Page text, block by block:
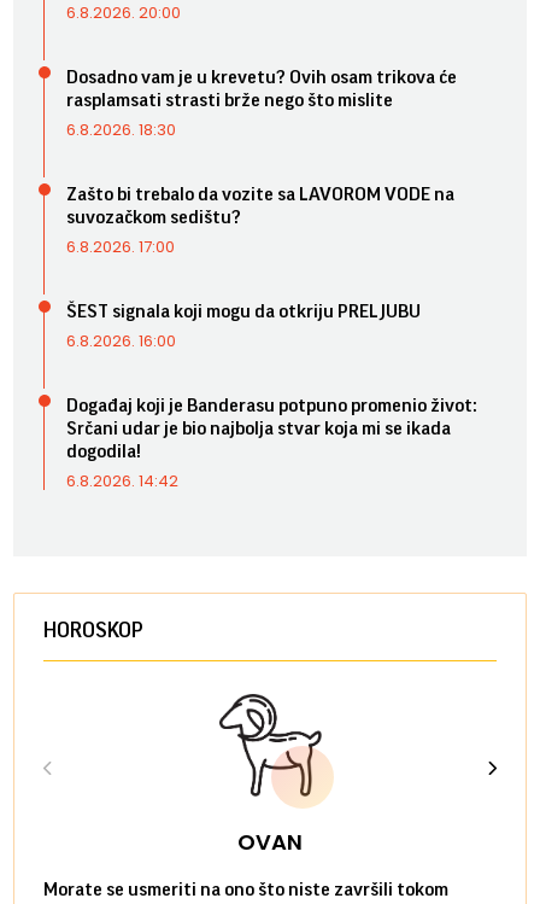
6.8.2026. 20:00
Dosadno vam je u krevetu? Ovih osam trikova će
rasplamsati strasti brže nego što mislite
6.8.2026. 18:30
Zašto bi trebalo da vozite sa LAVOROM VODE na
suvozačkom sedištu?
6.8.2026. 17:00
ŠEST signala koji mogu da otkriju PRELJUBU
6.8.2026. 16:00
Događaj koji je Banderasu potpuno promenio život:
Srčani udar je bio najbolja stvar koja mi se ikada
dogodila!
6.8.2026. 14:42
HOROSKOP
OVAN
Morate se usmeriti na ono što niste završili tokom